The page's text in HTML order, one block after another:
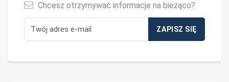
Chcesz otrzymywać informacje na bieżąco?